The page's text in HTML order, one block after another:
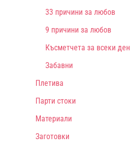
33 причини за любов
9 причини за любов
Късметчета за всеки ден
Забавни
Плетива
Парти стоки
Материали
Заготовки